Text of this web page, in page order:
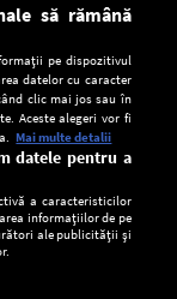
să rămână
pe dispozitivul
datelor cu caracter
clic mai jos sau în
Aceste alegeri vor fi
Mai multe detalii
datele pentru a
a caracteristicilor
informațiilor de pe
ale publicității și